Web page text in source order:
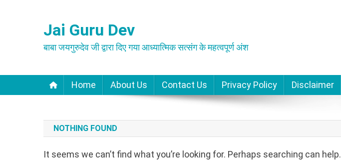
Jai Guru Dev
बाबा जयगुरुदेव जी द्वारा दिए गया आध्यात्मिक सत्संग के महत्वपूर्ण अंश
Home About Us Contact Us Privacy Policy Disclaimer
NOTHING FOUND
It seems we can’t find what you’re looking for. Perhaps searching can help.